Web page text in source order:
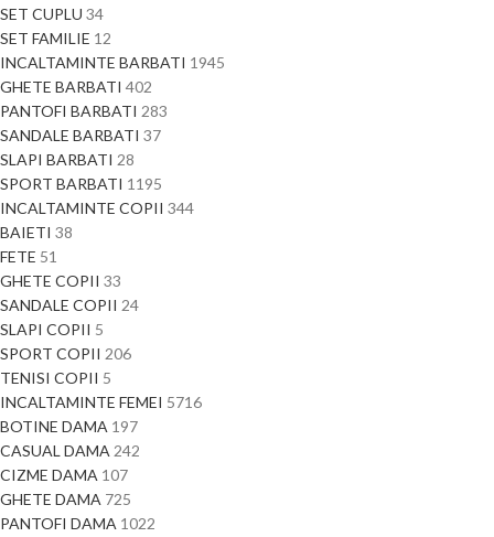
SET CUPLU 34
SET FAMILIE 12
INCALTAMINTE BARBATI 1945
GHETE BARBATI 402
PANTOFI BARBATI 283
SANDALE BARBATI 37
SLAPI BARBATI 28
SPORT BARBATI 1195
INCALTAMINTE COPII 344
BAIETI 38
FETE 51
GHETE COPII 33
SANDALE COPII 24
SLAPI COPII 5
SPORT COPII 206
TENISI COPII 5
INCALTAMINTE FEMEI 5716
BOTINE DAMA 197
CASUAL DAMA 242
CIZME DAMA 107
GHETE DAMA 725
PANTOFI DAMA 1022